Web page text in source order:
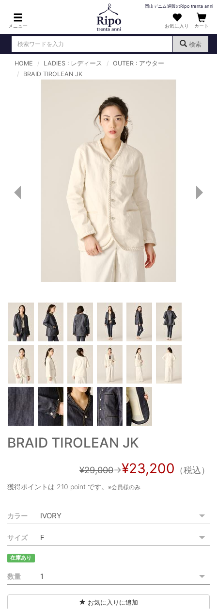
メニュー
岡山デニム通販のRipo trenta anni
お気に入り カート
検索
ログイン （新規会員登録
TOPS : トップス
T-SHIRT : Tシャツ
KNIT : ニット
SHIRT : シャツ
OUTERS : アウター
LADIES : レディース
PANTS/SKIRT : パンツ・スカート
TOPS : トップス
OUTERS : アウター
OUTLET : アウトレット
MENS : メンズ
LADIES : レディース
新規会員登録
お買い物カゴ
ご利用ガイド
ご利用規約
HOME LADIES : レディース
OUTER : アウター
BRAID TIROLEAN JK
BRAID TIROLEAN JK
¥29,000→¥23,200 （税込）
獲得ポイントは 210 point です。 ※会員様のみ
カラー
サイズ
在庫あり
数量
お気に入りに追加